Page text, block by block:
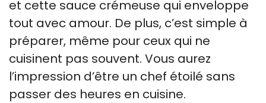
et cette sauce crémeuse qui enveloppe
tout avec amour. De plus, c’est simple à
préparer, même pour ceux qui ne
cuisinent pas souvent. Vous aurez
l’impression d’être un chef étoilé sans
passer des heures en cuisine.